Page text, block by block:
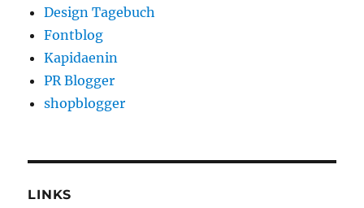
Design Tagebuch
Fontblog
Kapidaenin
PR Blogger
shopblogger
LINKS